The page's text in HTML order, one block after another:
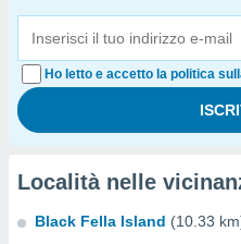
Ho letto e accetto la politica
Località nelle
Black Fella Island (10.33